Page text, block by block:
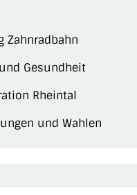
Zahnradbahn
Gesundheit
Rheintal
und Wahlen